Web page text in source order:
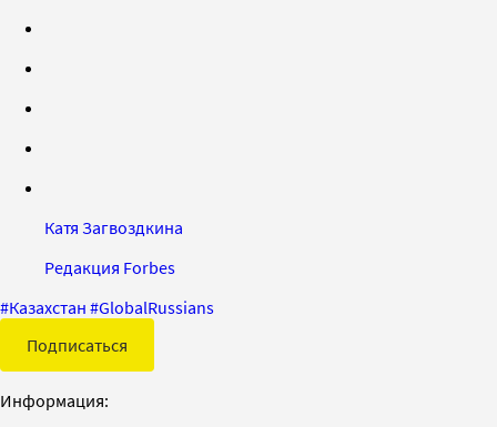
Катя Загвоздкина
Редакция Forbes
#Казахстан #GlobalRussians
Подписаться
Информация: